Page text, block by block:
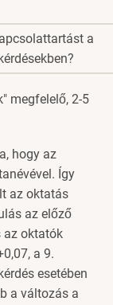
a
megfelelő, 2-5
hogy az
Így
az oktatás
az előző
az oktatók
a 9.
esetében
a változás a